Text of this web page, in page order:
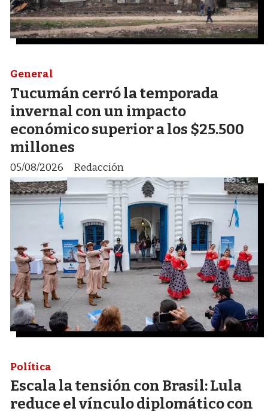
Tucumán cerró la temporada
invernal con un impacto
económico superior a los $25.500
millones
Redacción
General
05/08/2026
Escala la tensión con Brasil: Lula
reduce el vínculo diplomático con
Política